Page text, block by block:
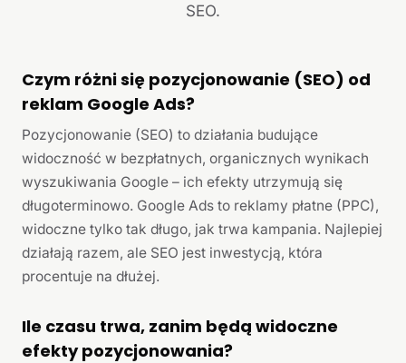
SEO.
Czym różni się pozycjonowanie (SEO) od
reklam Google Ads?
Pozycjonowanie (SEO) to działania budujące
widoczność w bezpłatnych, organicznych wynikach
wyszukiwania Google – ich efekty utrzymują się
długoterminowo. Google Ads to reklamy płatne (PPC),
widoczne tylko tak długo, jak trwa kampania. Najlepiej
działają razem, ale SEO jest inwestycją, która
procentuje na dłużej.
Ile czasu trwa, zanim będą widoczne
efekty pozycjonowania?